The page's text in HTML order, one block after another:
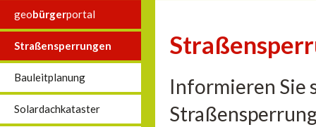
geobürgerportal
Straßensperrungen
Bauleitplanung
Solardachkataster
Informieren Sie